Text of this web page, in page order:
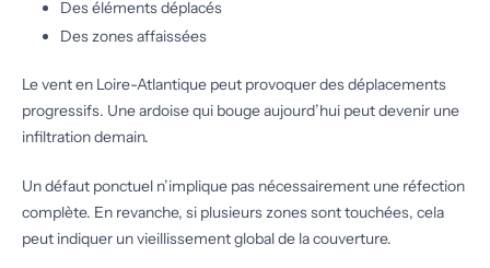
Des éléments déplacés
Des zones affaissées
Le vent en Loire-Atlantique peut provoquer des déplacements
progressifs. Une ardoise qui bouge aujourd’hui peut devenir une
infiltration demain.
Un défaut ponctuel n’implique pas nécessairement une réfection
complète. En revanche, si plusieurs zones sont touchées, cela
peut indiquer un vieillissement global de la couverture.